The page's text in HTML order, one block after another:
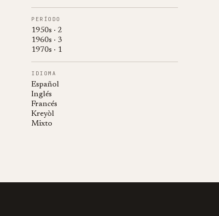
PERÍODO
1950s · 2
1960s · 3
1970s · 1
IDIOMA
Español
Inglés
Francés
Kreyòl
Mixto